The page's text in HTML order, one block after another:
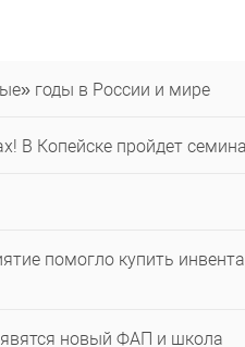
годы в России и мире
В Копейске пройдет
помогло купить
новый ФАП и школа